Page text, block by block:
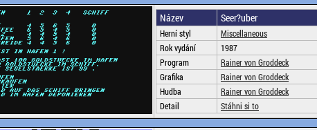
Název Seer?uber
Herní styl
Miscellaneous
Rok vydání
1987
Program
Rainer von Groddeck
Grafika
Rainer von Groddeck
Hudba
Rainer von Groddeck
Detail
Stáhni si to